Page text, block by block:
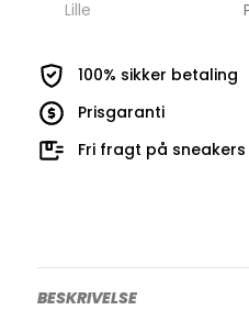
Lille
100% sikker betaling
Prisgaranti
Fri fragt på sneakers
BESKRIVELSE